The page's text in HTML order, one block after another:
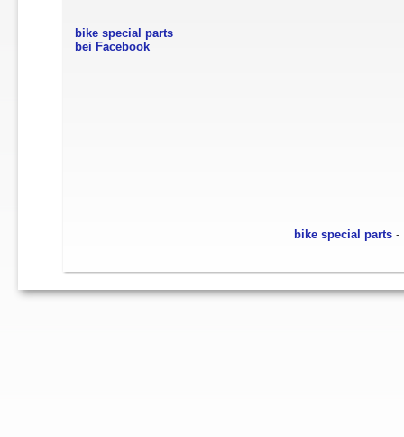
bike special parts
bei Facebook
bike special parts -